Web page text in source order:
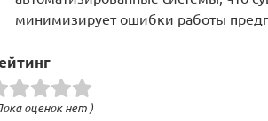
минимизирует ошибки работы
оценок нет )